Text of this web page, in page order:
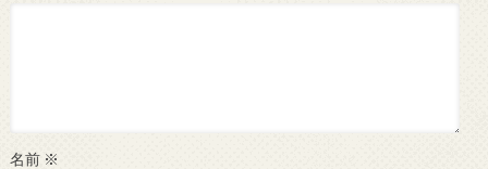
名前 ※